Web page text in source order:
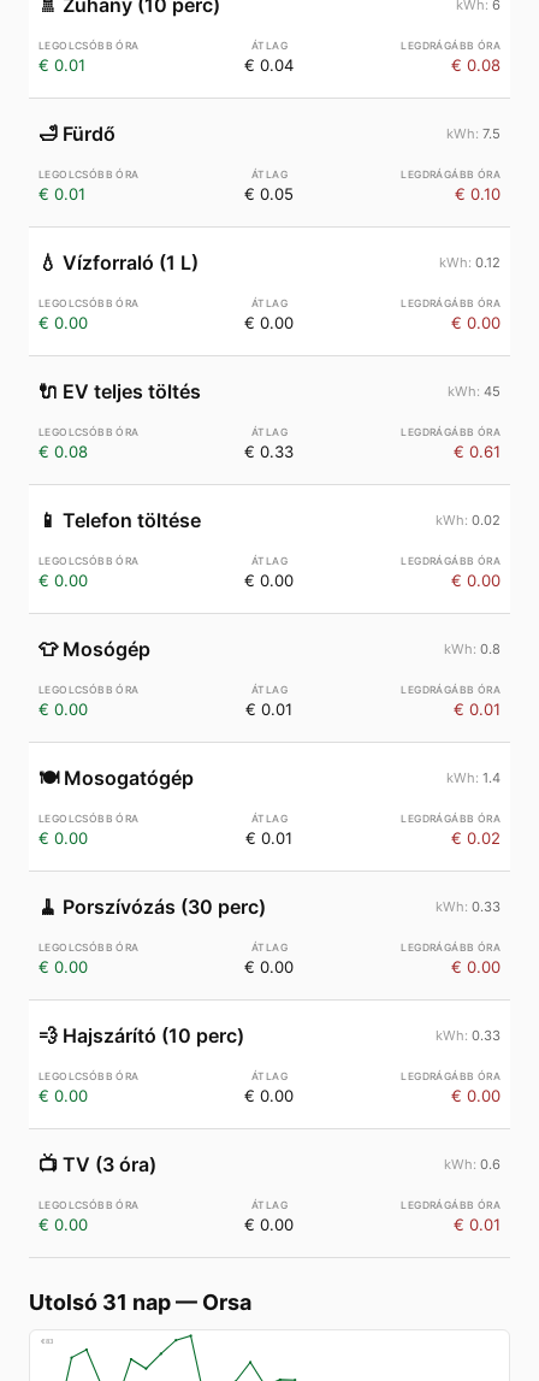
🚿 Zuhany (10 perc) 6
€ 0.01 € 0.04 € 0.08
🛁 Fürdő 7.5
€ 0.01 € 0.05 € 0.10
💧 Vízforraló (1 L) 0.12
€ 0.00 € 0.00 € 0.00
🔌 EV teljes töltés 45
€ 0.08 € 0.33 € 0.61
📱 Telefon töltése 0.02
€ 0.00 € 0.00 € 0.00
👕 Mosógép 0.8
€ 0.00 € 0.01 € 0.01
🍽️ Mosogatógép 1.4
€ 0.00 € 0.01 € 0.02
🧹 Porszívózás (30 perc) 0.33
€ 0.00 € 0.00 € 0.00
💨 Hajszárító (10 perc) 0.33
€ 0.00 € 0.00 € 0.00
📺 TV (3 óra) 0.6
€ 0.00 € 0.00 € 0.01
Utolsó 31 nap— Orsa
€83